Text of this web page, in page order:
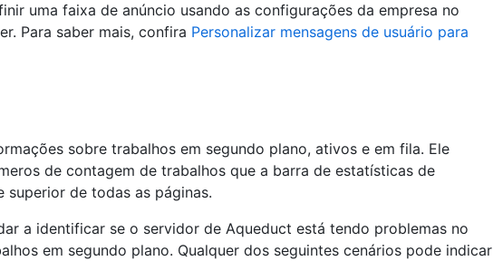
uma faixa de anúncio usando as configurações da empresa no
Para saber mais, confira Personalizar mensagens de usuário para
sobre trabalhos em segundo plano, ativos e em fila. Ele
de contagem de trabalhos que a barra de estatísticas de
superior de todas as páginas.
a identificar se o servidor de Aqueduct está tendo problemas no
em segundo plano. Qualquer dos seguintes cenários pode indicar